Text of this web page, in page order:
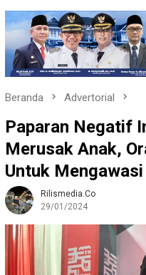
Beranda Advertorial
Paparan Negatif
Merusak Anak,
Untuk Mengawasi
Rilismedia.co
29/01/2024